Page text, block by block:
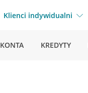
Klienci indywidualni
KONTA KREDYTY